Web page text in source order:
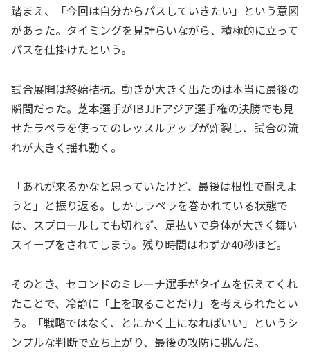
踏まえ、「今回は自分からパスしていきたい」という意図
があった。タイミングを見計らいながら、積極的に立って
パスを仕掛けたという。
試合展開は終始拮抗。動きが大きく出たのは本当に最後の
瞬間だった。芝本選手がIBJJFアジア選手権の決勝でも見
せたラペラを使ってのレッスルアップが炸裂し、試合の流
れが大きく揺れ動く。
「あれが来るかなと思っていたけど、最後は根性で耐えよ
うと」と振り返る。しかしラペラを巻かれている状態で
は、スプロールしても切れず、足払いで身体が大きく舞い
スイープをされてしまう。残り時間はわずか40秒ほど。
そのとき、セコンドのミレーナ選手がタイムを伝えてくれ
たことで、冷静に「上を取ることだけ」を考えられたとい
う。「戦略ではなく、とにかく上になればいい」というシ
ンプルな判断で立ち上がり、最後の攻防に挑んだ。